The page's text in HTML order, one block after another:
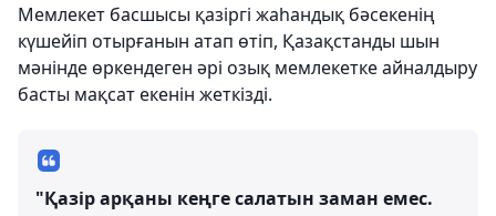
Мемлекет басшысы қазіргі жаһандық бәсекенің
күшейіп отырғанын атап өтіп, Қазақстанды шын
мәнінде өркендеген әрі озық мемлекетке айналдыру
басты мақсат екенін жеткізді.
"Қазір арқаны кеңге салатын заман емес.